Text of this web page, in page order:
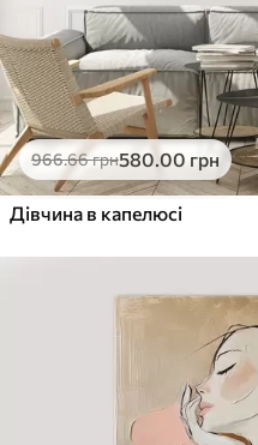
✓ Безпечне чорнило без
✓Поверхня з текстурою
✗Екологічний матеріал
Еко-Преміум
Від455 .00 грн
✓Яскраві, насичені кольори
Поверхня з текстурою
Екологічний матеріал
966.66грн580.00 грн
Дівчина в капелюсі